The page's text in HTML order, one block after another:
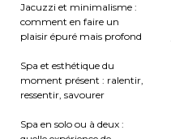
Jacuzzi et minimalisme :
comment en faire un
plaisir épuré mais profond
Spa et esthétique du
moment présent : ralentir,
ressentir, savourer
Spa en solo ou à deux :